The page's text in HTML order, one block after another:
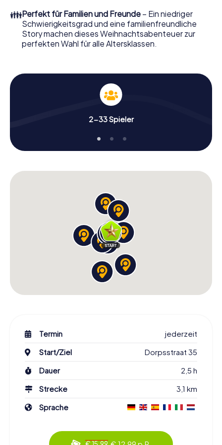
Teambuilding und eine stimmungsvolle
Weihnachtsthematik. Gönnen Sie Ihren Kollegen also
einen unvergesslichen Ausklang des Jahres und planen Sie
unser X-Mas Adventure als Programmpunkt Ihrer
👪Perfekt für Familien und Freunde – Ein niedriger
Schwierigkeitsgrad und eine familienfreundliche
Story machen dieses Weihnachtsabenteuer zur
perfekten Wahl für alle Altersklassen.
2-33 Spieler
Termin
jederzeit
Start/Ziel
Dorpsstraat 35
Dauer
2,5 h
Strecke
3,1 km
Sprache